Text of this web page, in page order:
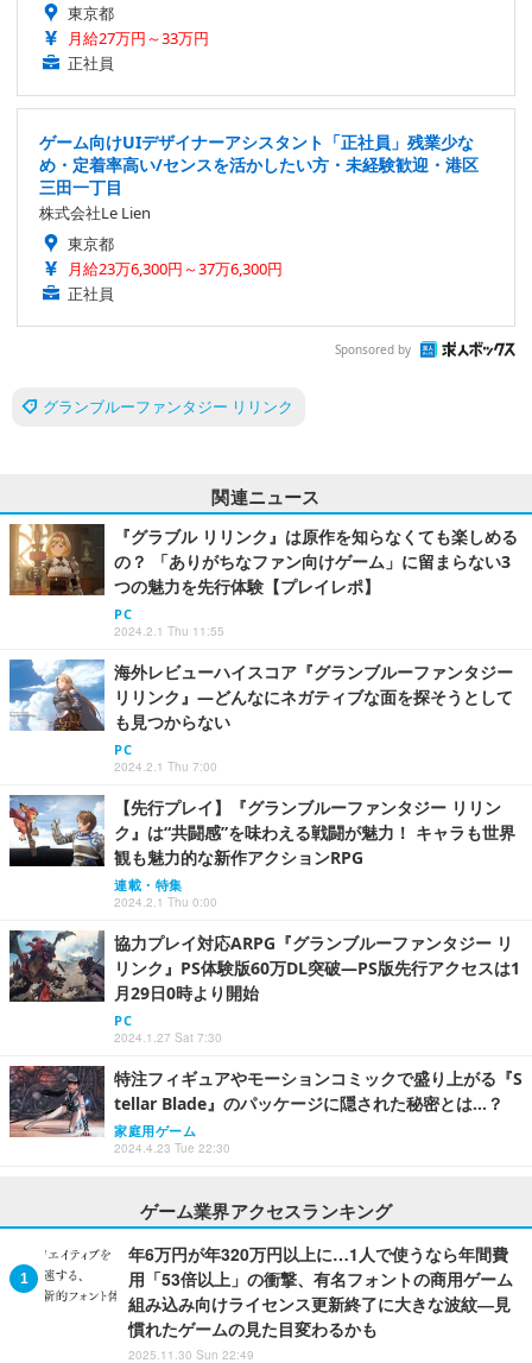
東京都
月給27万円～33万円
正社員
ゲーム向けUIデザイナーアシスタント「正社員」残業少な
め・定着率高い/センスを活かしたい方・未経験歓迎・港区
三田一丁目
株式会社Le Lien
東京都
月給23万6,300円～37万6,300円
正社員
Sponsored by
グランブルーファンタジー リリンク
関連ニュース
『グラブル リリンク』は原作を知らなくても楽しめる
の？ 「ありがちなファン向けゲーム」に留まらない3
つの魅力を先行体験【プレイレポ】
PC
2024.2.1 Thu 11:55
海外レビューハイスコア『グランブルーファンタジー
リリンク』―どんなにネガティブな面を探そうとして
も見つからない
PC
2024.2.1 Thu 7:00
【先行プレイ】『グランブルーファンタジー リリン
ク』は“共闘感”を味わえる戦闘が魅力！ キャラも世界
観も魅力的な新作アクションRPG
連載・特集
2024.2.1 Thu 0:00
協力プレイ対応ARPG『グランブルーファンタジー リ
リンク』PS体験版60万DL突破―PS版先行アクセスは1
月29日0時より開始
PC
2024.1.27 Sat 7:30
特注フィギュアやモーションコミックで盛り上がる『S
tellar Blade』のパッケージに隠された秘密とは…？
家庭用ゲーム
2024.4.23 Tue 22:30
ゲーム業界アクセスランキング
年6万円が年320万円以上に…1人で使うなら年間費
用「53倍以上」の衝撃、有名フォントの商用ゲーム
組み込み向けライセンス更新終了に大きな波紋―見
慣れたゲームの見た目変わるかも
2025.11.30 Sun 22:49